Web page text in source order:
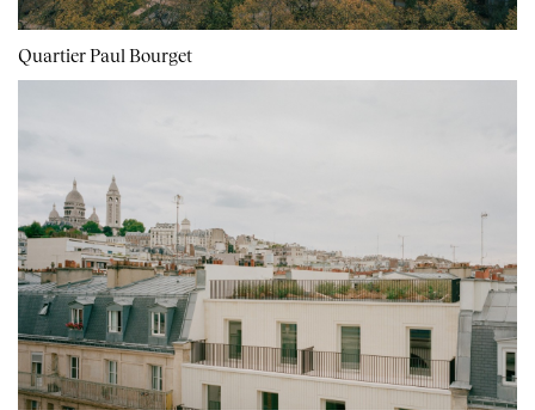
Quartier Paul Bourget